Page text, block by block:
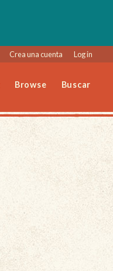
Crea una cuenta Log in
Browse Buscar